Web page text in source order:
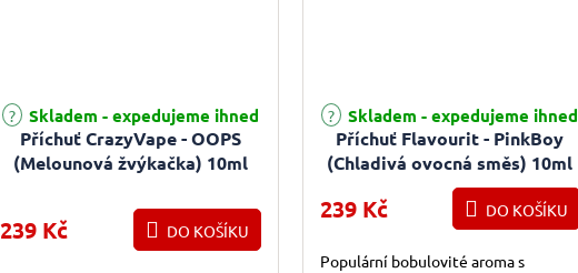
Příchuť CrazyVape - OOPS
(Melounová žvýkačka) 10ml
Průměrné hodnocení produktu je 5,0 z 5 hvězdiček.
Skladem - expedujeme ihned
239 Kč DO KOŠÍKU
Příchuť Flavourit - PinkBoy
(Chladivá ovocná směs) 10ml
Skladem - expedujeme ihned
239 Kč DO KOŠÍKU
Populární bobulovité aroma s